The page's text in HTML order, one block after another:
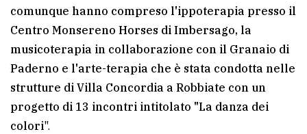
comunque hanno compreso l'ippoterapia presso il
Centro Monsereno Horses di Imbersago, la
musicoterapia in collaborazione con il Granaio di
Paderno e l'arte-terapia che è stata condotta nelle
strutture di Villa Concordia a Robbiate con un
progetto di 13 incontri intitolato "La danza dei
colori".